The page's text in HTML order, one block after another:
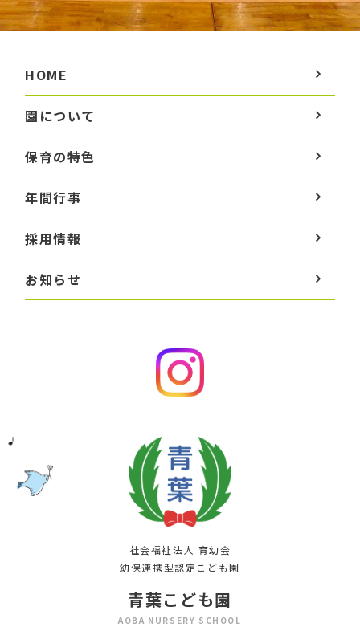
HOME
園について
保育の特色
年間行事
採用情報
お知らせ
社会福祉法人 育幼会
幼保連携型認定こども園
青葉こども園
AOBA NURSERY SCHOOL